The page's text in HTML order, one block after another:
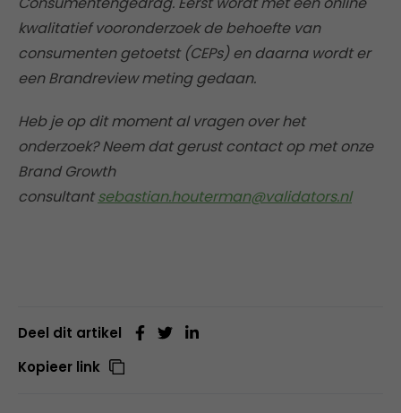
kwalitatief vooronderzoek de behoefte van
consumenten getoetst (CEPs) en daarna wordt er
een Brandreview meting gedaan.
Heb je op dit moment al vragen over het
onderzoek? Neem dat gerust contact op met onze
Brand Growth
consultantsebastian.houterman@validators.nl
Deel dit artikel
Kopieer link